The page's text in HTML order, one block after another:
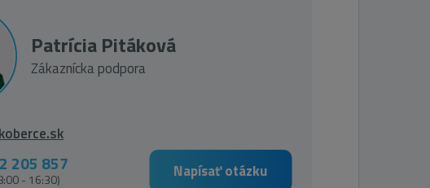
Patrícia Pitáková
Zákaznícka podpora
205 857
- 16:30) Napísať otázku